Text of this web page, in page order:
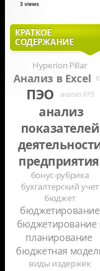
3 views
КРАТКОЕ
СОДЕРЖАНИЕ
Hyperion Pillar
Анализ в Excel
ПЭО анализ КРЗ
анализ
показателей
предприятия
бонус-рубрика
бухгалтерский учет
бюджет
бюджетирование
бюджетирование
планирование
бюджетная
виды издержек